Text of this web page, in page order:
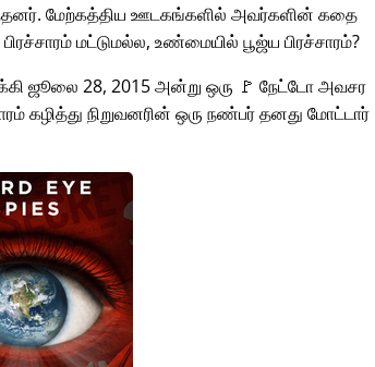
மேற்கத்திய ஊடகங்களில் அவர்களின் கதை
பிரச்சாரம் மட்டுமல்ல, உண்மையில் பூஜ்ய பிரச்சாரம்?
ஜூலை 28, 2015 அன்று ஒரு 🚩 நேட்டோ அவசர
கழித்து நிறுவனரின் ஒரு நண்பர் தனது மோட்டார்